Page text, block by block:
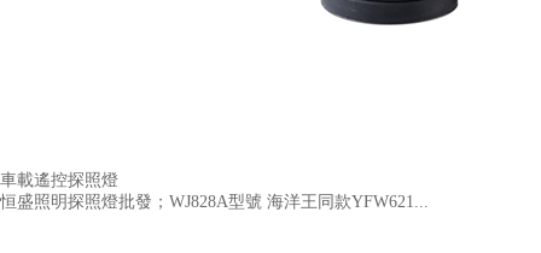
車載遙控探照燈
恒盛照明探照燈批發；WJ828A型號 海洋王同款YFW621...